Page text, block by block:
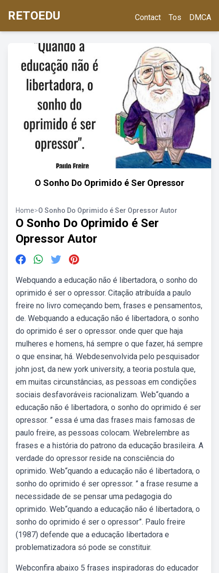
RETOEDU Contact Tos DMCA
O Sonho Do Oprimido é Ser Opressor
Home>O Sonho Do Oprimido é Ser Opressor Autor
O Sonho Do Oprimido é Ser
Opressor Autor
Webquando a educação não é libertadora, o sonho do
oprimido é ser o opressor. Citação atribuída a paulo
freire no livro começando bem, frases e pensamentos,
de. Webquando a educação não é libertadora, o sonho
do oprimido é ser o opressor. onde quer que haja
mulheres e homens, há sempre o que fazer, há sempre
o que ensinar, há. Webdesenvolvida pelo pesquisador
john jost, da new york university, a teoria postula que,
em muitas circunstâncias, as pessoas em condições
sociais desfavoráveis racionalizam. Web“quando a
educação não é libertadora, o sonho do oprimido é ser
opressor. ” essa é uma das frases mais famosas de
paulo freire, as pessoas colocam. Webrelembre as
frases e a história do patrono da educação brasileira. A
verdade do opressor reside na consciência do
oprimido. Web“quando a educação não é libertadora, o
sonho do oprimido é ser opressor. ” a frase resume a
necessidade de se pensar uma pedagogia do
oprimido. Web“quando a educação não é libertadora, o
sonho do oprimido é ser o opressor”. Paulo freire
(1987) defende que a educação libertadora e
problematizadora só pode se constituir.
Webconfira abaixo 5 frases inspiradoras do educador